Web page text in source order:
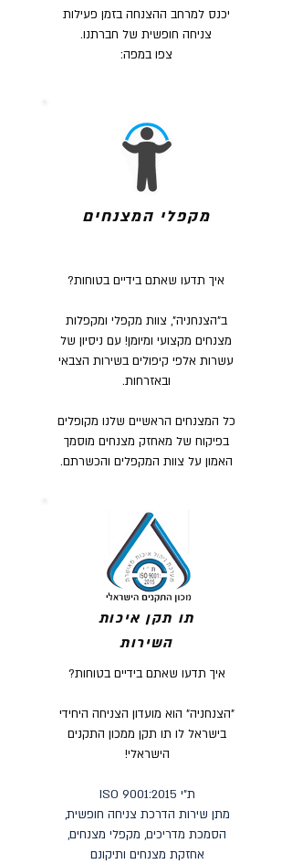
יכנס למרחב ההצנחה בזמן פעילות
צניחה חופשית של חברתנו.
צפו במפה:
מקפלי המצנחים
איך תדעו שאתם בידיים בטוחות?
ב"הצנחניה", צוות מקפלי ומקפלות
מצנחים מקצועי ומיומן! עם ניסיון של
עשרות אלפי קיפולים בשירות הצבאי
ובאזרחות.
כל המצנחים הראשיים שלנו מקופלים
בפיקוח של מאחזק מצנחים מוסמך
האמון על צוות המקפלים והכשרתם.
תו תקן איכות
השירות
איך תדעו שאתם בידיים בטוחות?
"הצנחניה" הוא מועדון הצניחה היחידי
בישראל לו תו תקן ממכון התקנים
הישראלי!
ת"י ISO 9001:2015
מתן שירות הדרכת צניחה חופשית,
הסמכת מדריכים, מקפלי מצנחים,
אחזקת מצנחים ותיקונם